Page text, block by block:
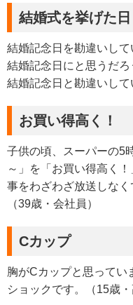
結婚式を挙げた日
結婚記念日を勘違いし
結婚記念日にと思うだ
結婚記念日と勘違いして
お買い得高く！
子供の頃、スーパーの5
～」を「お買い得高く
事をわざわざ放送しなく
（39歳・会社員）
Cカップ
胸がCカップと思ってい
ショックです。（15歳・